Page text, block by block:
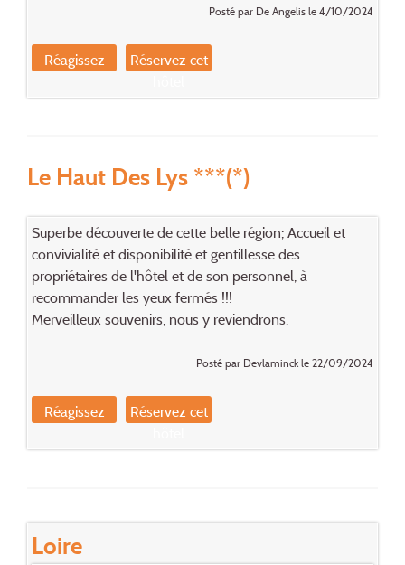
Posté par De Angelis le 4/10/2024
Réagissez
Réservez cet
Le Haut Des Lys ***(*)
Superbe découverte de cette belle région; Accueil et
convivialité et disponibilité et gentillesse des
propriétaires de l'hôtel et de son personnel, à
recommander les yeux fermés !!!
Merveilleux souvenirs, nous y reviendrons.
Posté par Devlaminck le 22/09/2024
Réagissez
Réservez cet
Loire